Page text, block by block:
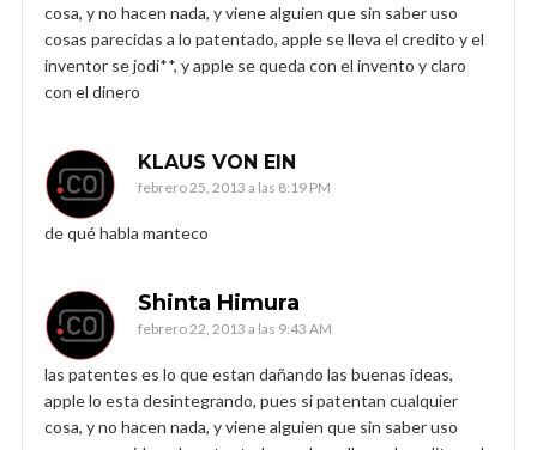
cosa, y no hacen nada, y viene alguien que sin saber uso
cosas parecidas a lo patentado, apple se lleva el credito y el
inventor se jodi**, y apple se queda con el invento y claro
con el dinero
KLAUS VON EIN
febrero 25, 2013 a las 8:19 PM
de qué habla manteco
Shinta Himura
febrero 22, 2013 a las 9:43 AM
las patentes es lo que estan dañando las buenas ideas,
apple lo esta desintegrando, pues si patentan cualquier
cosa, y no hacen nada, y viene alguien que sin saber uso